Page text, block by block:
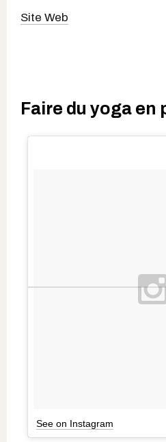
Site Web
Faire du yoga en
See on Instagram